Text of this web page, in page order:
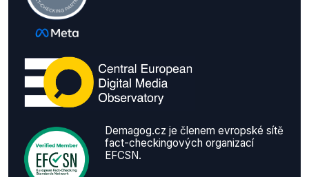
Demagog.cz je členem evropské sítě
fact-checkingových organizací
EFCSN.